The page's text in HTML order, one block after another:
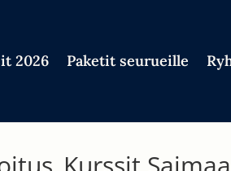
2026 Paketit seurueille